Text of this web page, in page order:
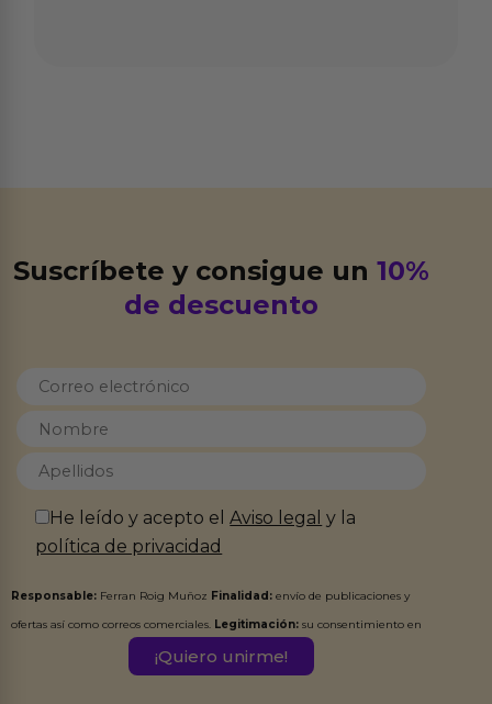
Suscríbete y consigue un10%
de descuento
He leído y acepto elAviso legal y la
política de privacidad
Responsable: Ferran Roig Muñoz Finalidad: envío de publicaciones y
ofertas así como correos comerciales. Legitimación: su consentimiento en
Destinatarios:Ferran Roig Muñoz. Podrás ejercer tus